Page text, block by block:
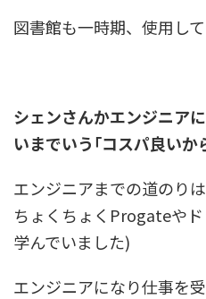
図書館も一時期、使用し
シェンさんかエンジニア
いまでいう｢コスパ良いか
エンジニアまでの道のり
ちょくちょくProgateや
学んでいました)
エンジニアになり仕事を